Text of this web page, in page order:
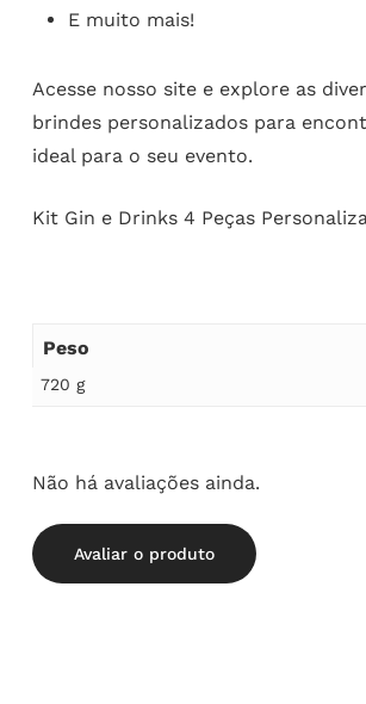
E muito mais!
Acesse nosso site e explore as
brindes personalizados para
ideal para o seu evento.
Kit Gin e Drinks 4 Peças
Peso
720 g
Não há avaliações ainda.
Avaliar o produto